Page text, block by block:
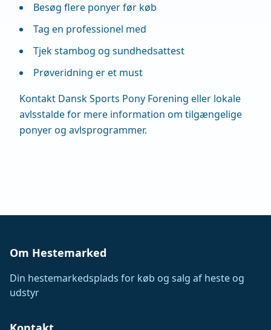
Besøg flere ponyer før køb
Tag en professionel med
Tjek stambog og sundhedsattest
Prøveridning er et must
Kontakt Dansk Sports Pony Forening eller lokale
avlsstalde for mere information om tilgængelige
ponyer og avlsprogrammer.
Om Hestemarked
Din hestemarkedsplads for køb og salg af heste og
udstyr